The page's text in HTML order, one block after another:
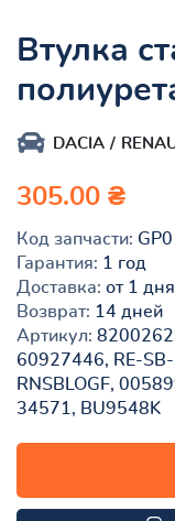
Втулка
DACIA
305.00 ₴
Код запчасти:
Гарантия: 1 год
Доставка: от 1
Возврат: 14 дней
Артикул:
60927446, RE-
RNSBLOGF,
34571, BU9548K